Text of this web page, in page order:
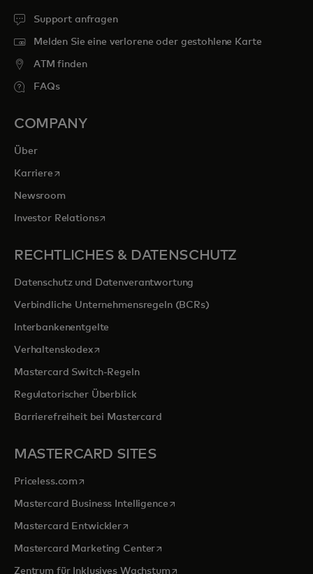
Support anfragen
Melden Sie eine verlorene oder gestohlene Karte
ATM finden
FAQs
COMPANY
Über
Karrierewird in einer neuen Registerkarte geöffnet
Newsroom
Investor Relationswird in einer neuen Registerkarte geöffnet
RECHTLICHES & DATENSCHUTZ
Datenschutz und Datenverantwortung
Verbindliche Unternehmensregeln (BCRs)
Interbankenentgelte
Verhaltenskodexwird in einer neuen Registerkarte geöffnet
Mastercard Switch-Regeln
Regulatorischer Überblick
Barrierefreiheit bei Mastercard
MASTERCARD SITES
Priceless.com wird in einer neuen Registerkarte geöffnet
Mastercard Business Intelligencewird in einer neuen
Mastercard Entwicklerwird in einer neuen Registerkarte
Mastercard Marketing Centerwird in einer neuen
Zentrum für Inklusives Wachstumwird in einer neuen